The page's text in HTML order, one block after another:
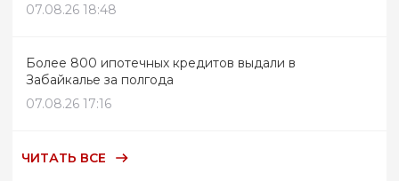
07.08.26 18:48
Более 800 ипотечных кредитов выдали в
Забайкалье за полгода
07.08.26 17:16
ЧИТАТЬ ВСЕ